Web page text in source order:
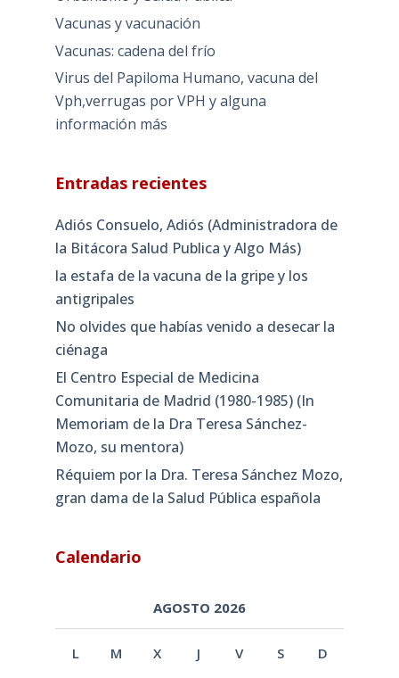
Vacunas y vacunación
Vacunas: cadena del frío
Virus del Papiloma Humano, vacuna del
Vph,verrugas por VPH y alguna
información más
Entradas recientes
Adiós Consuelo, Adiós (Administradora de
la Bitácora Salud Publica y Algo Más)
la estafa de la vacuna de la gripe y los
antigripales
No olvides que habías venido a desecar la
ciénaga
El Centro Especial de Medicina
Comunitaria de Madrid (1980-1985) (In
Memoriam de la Dra Teresa Sánchez-
Mozo, su mentora)
Réquiem por la Dra. Teresa Sánchez Mozo,
gran dama de la Salud Pública española
Calendario
AGOSTO 2026
L M X J V S D